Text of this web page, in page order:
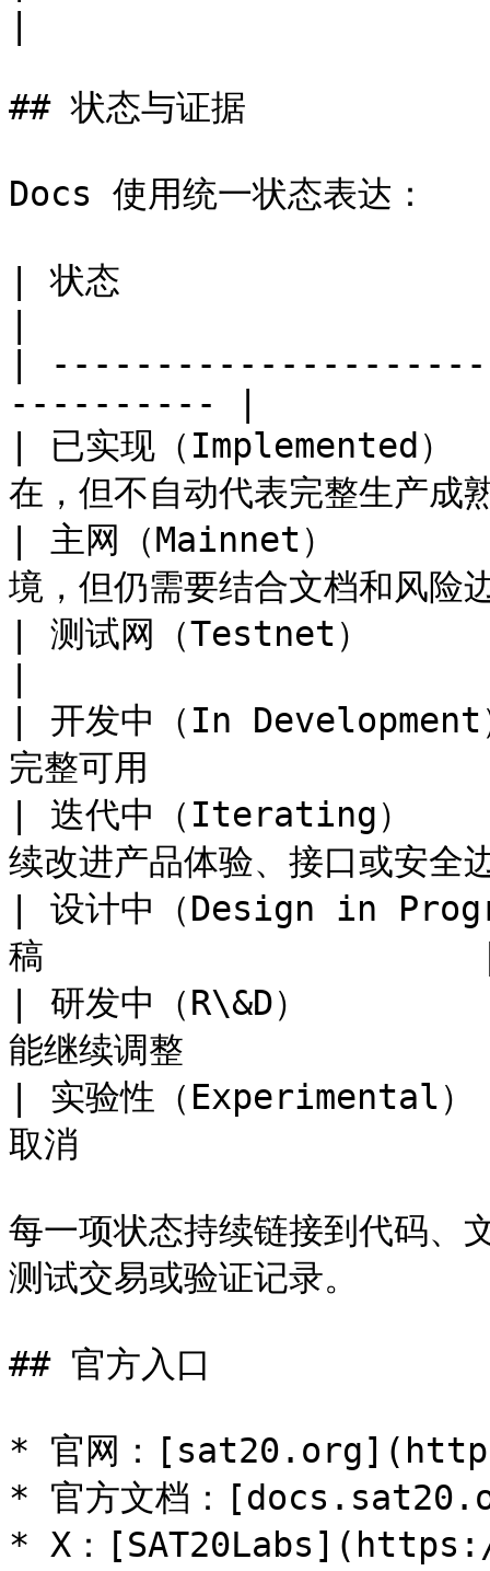
## 状态与证据
Docs 使用统一状态表达：
| 状态
|
---------- |
| 已实现（Implemented
在，但不自动代表完整生
| 主网（Mainnet）
境，但仍需要结合文档和风
| 测试网（Testnet）
| 开发中（In
完整可用
| 迭代中（Iterating）
续改进产品体验、接口或
| 设计中（Design in
稿
| 研发中（R\&D）
能继续调整
| 实验性（Experimental
取消
每一项状态持续链接到代码
测试交易或验证记录。
## 官方入口
* 官网：
* 官方文档：
* X：